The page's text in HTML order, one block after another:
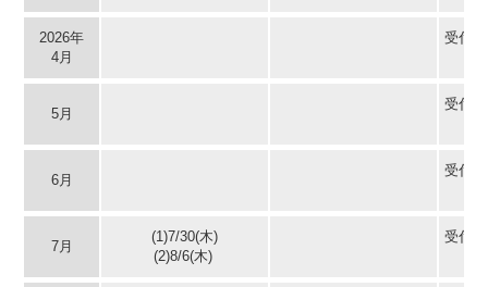
2026年
4月
受付
5月
受付
6月
受付
7月
(1)7/30(木)
(2)8/6(木)
受付